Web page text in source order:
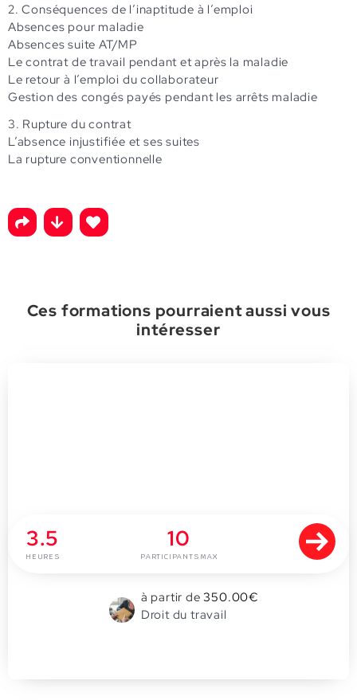
2. Conséquences de l’inaptitude à l’emploi
Absences pour maladie
Absences suite AT/MP
Le contrat de travail pendant et après la maladie
Le retour à l’emploi du collaborateur
Gestion des congés payés pendant les arrêts maladie
3. Rupture du contrat
L’absence injustifiée et ses suites
La rupture conventionnelle
Ces formations pourraient aussi vous
intéresser
3.5
HEURES
10
PARTICIPANTS MAX
à partir de350.00€
Droit du travail